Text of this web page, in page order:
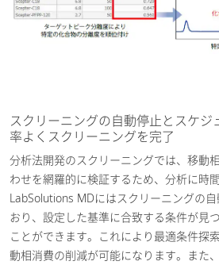
スクリーニングの自動停止とスケジ
率よくスクリーニングを完了
分析法開発のスクリーニングでは、移動
わせを網羅的に検証するため、分析に時
LabSolutions MDにはスクリーニングの
おり、設定した基準に合致する条件が見
ことができます。これにより最適条件探
動相消費の削減が可能になります。また